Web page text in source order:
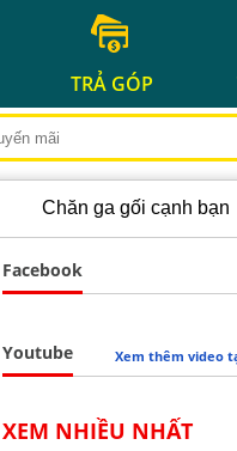
TRẢ GÓP
Chăn ga gối cạnh bạn
Facebook
Youtube Xem thêm video
XEM NHIỀU NHẤT